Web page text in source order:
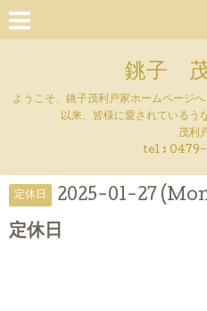
銚子
ようこそ、銚子茂利戸家ホームページ
以来、皆様に愛されているう
茂利
tel :
定休日 2025-01-27
定休日